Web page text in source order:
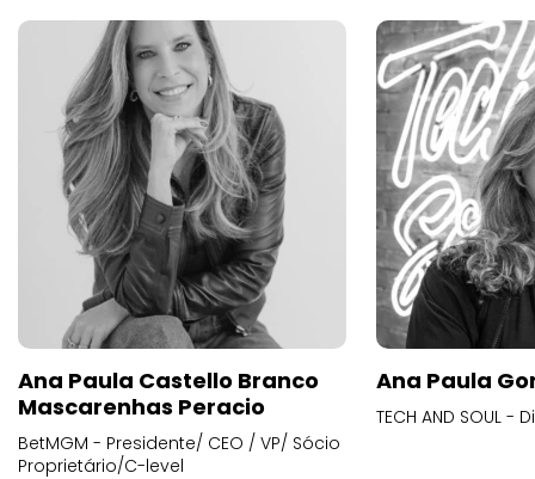
Ana Paula Castello Branco
Mascarenhas Peracio
BetMGM - Presidente/ CEO / VP/ Sócio
Proprietário/C-level
Ana Paula
TECH AND SOUL